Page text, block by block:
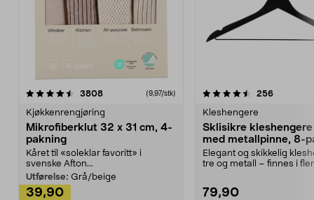
3808anmeldelser(9,97/stk)
Kjøkkenrengjøring
Mikrofiberklut 32 x 31 cm, 4-
pakning
Kåret til «soleklar favoritt» i
svenske Afton...
Utførelse: Grå/beige
39,90
4.5av 5 stjerner 256
Kleshengere
Sklisikre
med metallpinne, 8-
Elegant og skikkelig
tre og metall – finnes i
79,90
4.5av 5 stjerner